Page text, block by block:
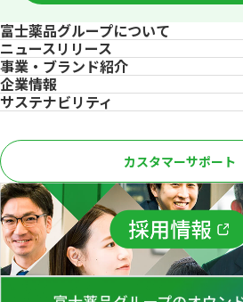
富士薬品グループについて
ニュースリリース
事業・ブランド紹介
企業情報
サステナビリティ
カスタマーサポート